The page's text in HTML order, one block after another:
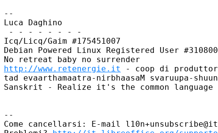
--
Luca Daghino
- - - - - - - -
Icq/Licq/Gaim #175451007
Debian Powered Linux Registered User
http://www.retenergie.it
- coop di
tad evaarthamaatra-nirbhaasaM svaruupa-
Sanskrit - Realize it's the common
--
Come cancellarsi: E-mail